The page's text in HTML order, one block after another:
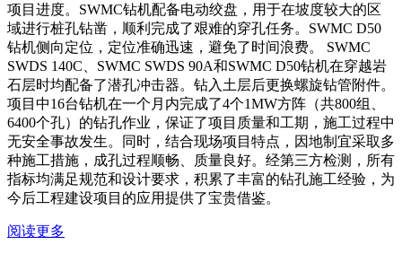
项目进度。SWMC钻机配备电动绞盘，用于在坡度较大的区
域进行桩孔钻凿，顺利完成了艰难的穿孔任务。SWMC D50
钻机侧向定位，定位准确迅速，避免了时间浪费。 SWMC
SWDS 140C、SWMC SWDS 90A和SWMC D50钻机在穿越岩
石层时均配备了潜孔冲击器。钻入土层后更换螺旋钻管附件。
项目中16台钻机在一个月内完成了4个1MW方阵（共800组、
6400个孔）的钻孔作业，保证了项目质量和工期，施工过程中
无安全事故发生。同时，结合现场项目特点，因地制宜采取多
种施工措施，成孔过程顺畅、质量良好。经第三方检测，所有
指标均满足规范和设计要求，积累了丰富的钻孔施工经验，为
今后工程建设项目的应用提供了宝贵借鉴。
阅读更多